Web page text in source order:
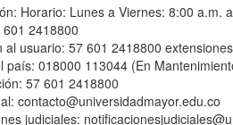
Horario: Lunes a Viernes: 8:00 a.m.
2418800
al usuario: 57 601 2418800
país: 018000 113044 (En
57 601 2418800
contacto@universidadmayor.edu.co
judiciales: